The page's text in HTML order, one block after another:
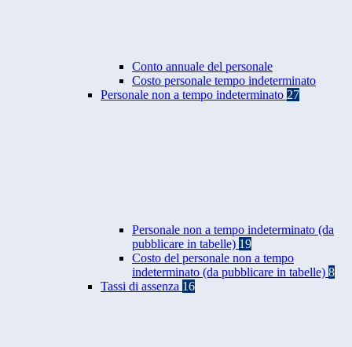
Conto annuale del personale
Costo personale tempo indeterminato
Personale non a tempo indeterminato 27
Personale non a tempo indeterminato (da
pubblicare in tabelle) 19
Costo del personale non a tempo
indeterminato (da pubblicare in tabelle) 8
Tassi di assenza 16